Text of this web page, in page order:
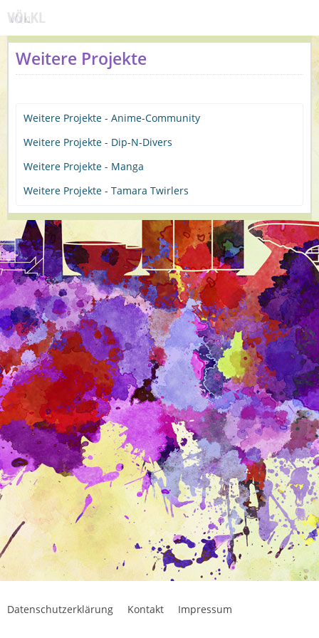
Weitere Projekte
Weitere Projekte - Anime-Community
Weitere Projekte - Dip-N-Divers
Weitere Projekte - Manga
Weitere Projekte - Tamara Twirlers
Datenschutzerklärung Kontakt Impressum